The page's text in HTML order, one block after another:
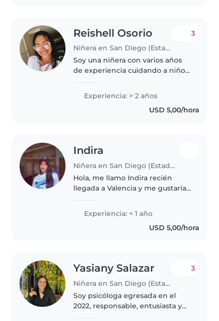
Reishell Osorio
Niñera en San Diego (Estado Carabobo)
3
Soy una niñera con varios años
de experiencia cuidando a niños
bebés hasta adolescentes. Soy
responsable, tranquila y creativa,
con habilidades para el dibujo,..
Experiencia: > 2 años
USD 5,00/hora
Indira
Niñera en San Diego (Estado Carabobo)
Hola, me llamo Indira recién
llegada a Valencia y me gustaría
niños, en mi familia hay muchos
niños tengo experiencia por ello
Experiencia: < 1 año
USD 5,00/hora
Yasiany Salazar
Niñera en San Diego (Estado Carabobo)
3
Soy psicóloga egresada en el
2022, responsable, entusiasta y